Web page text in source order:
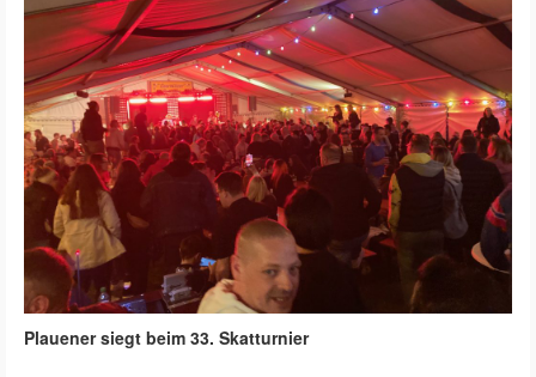
Plauener siegt beim 33. Skatturnier